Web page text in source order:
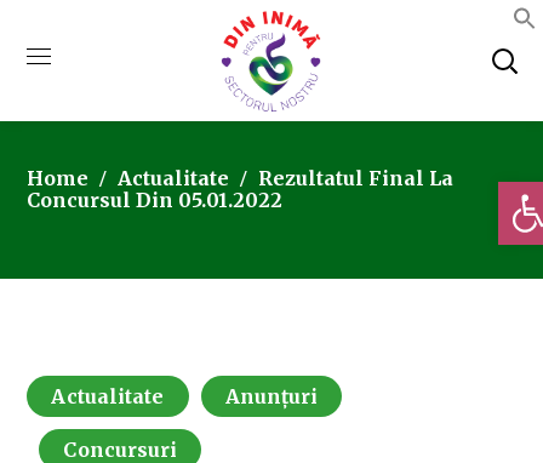
Home Actualitate
Rezultatul Final La
Concursul Din 05.01.2022
Actualitate Anunțuri
Concursuri